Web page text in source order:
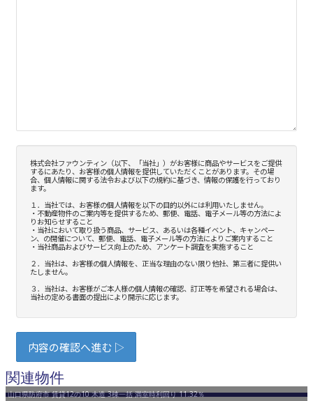
関連物件
山口県防府市 賃貸12の10 木造 3棟一括 満室時利回り 11.32％